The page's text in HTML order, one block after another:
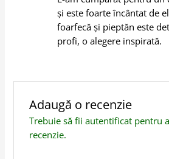
și este foarte încântat de
foarfecă și pieptăn este
profi, o alegere inspirată.
Adaugă o recenzie
Trebuie să fii autentificatpentru
recenzie.